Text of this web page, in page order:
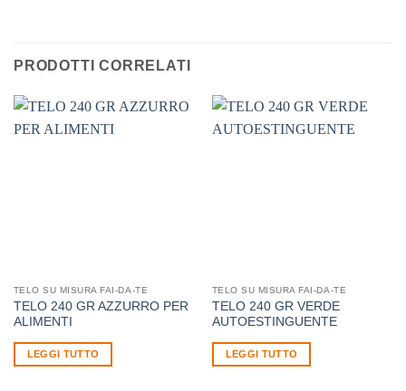
PRODOTTI CORRELATI
TELO SU MISURA FAI-DA-TE
TELO 240 GR AZZURRO PER
ALIMENTI
LEGGI TUTTO
TELO SU MISURA FAI-DA-TE
TELO 240 GR VERDE
AUTOESTINGUENTE
LEGGI TUTTO